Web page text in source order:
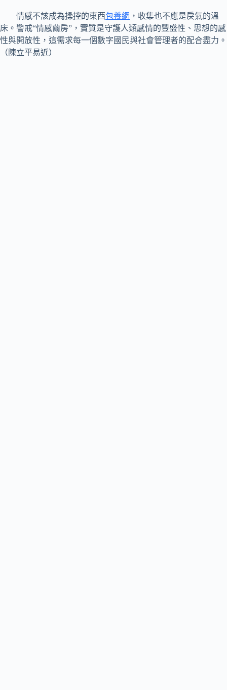
情感不該成為操控的東西包養網 ，收集也不應是戾氣的溫
床。警戒“情感繭房”，實質是守護人類感情的豐盛性、思想的感
性與開放性，這需求每一個數字國民與社會管理者的配合盡力。
（陳立平易近）